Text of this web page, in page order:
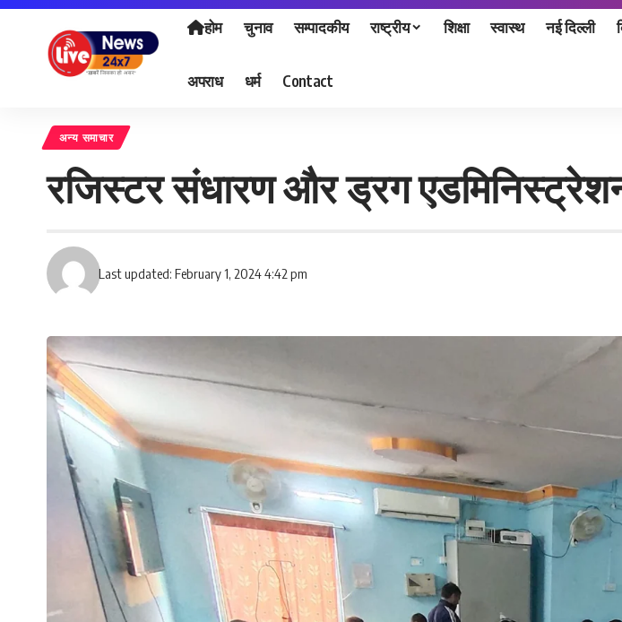
होम चुनाव सम्पादकीय राष्ट्रीय शिक्षा स्वास्थ नई दिल्ली
अपराध धर्म Contact
अन्य समाचार
रजिस्टर संधारण और ड्रग
Last updated: February 1, 2024 4:42 pm